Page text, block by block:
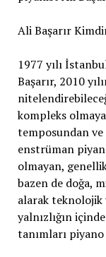
Ali Başarır
1977 yılı
Başarır, 2010
kompleks
temposundan
enstrüman
olmayan,
bazen de doğa,
alarak teknolojik
yalnızlığın
tanımları